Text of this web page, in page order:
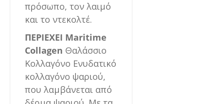
πρόσωπο, τον λαιμό
και το ντεκολτέ.
ΠΕΡΙΕΧΕΙ Maritime
Collagen Θαλάσσιο
Κολλαγόνο Ενυδατικό
κολλαγόνο ψαριού,
που λαμβάνεται από